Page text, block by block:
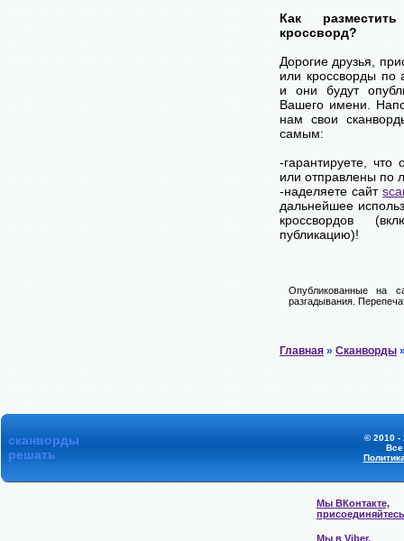
Как
кроссворд?
Дорогие друзья,
или кроссворды по
и они будут
Вашего имени.
нам свои
самым:
-гарантируете,
или отправлены по
-наделяете сайт
дальнейшее
кроссвордов
публикацию)!
Опубликованные на
разгадывания.
Главная » Сканворды
сканворды
решать
© 2010 -
Мы ВКонтакте,
присоединяйтесь
Мы в Viber,